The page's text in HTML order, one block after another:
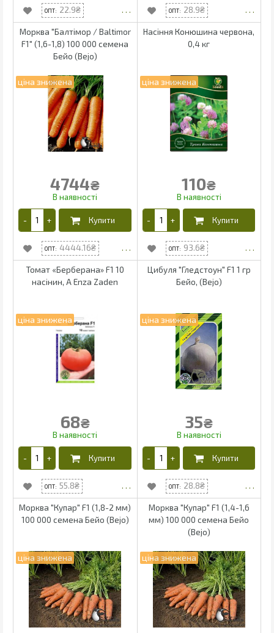
22.9 28.9
Морква "Балтімор / Baltimor
F1" (1,6-1,8) 100 000 семена
Бейо (Bejo)
4744₴
4444.16
Насіння Конюшина червона,
0,4 кг
110₴
93.6
Томат «Берберана» F1 10
насінин, А Enza Zaden
68₴
55.8
Цибуля "Гледстоун" F1 1 гр
Бейо, (Bejo)
35₴
28.8
Морква "Купар" F1 (1,8-2 мм)
100 000 семена Бейо (Bejo)
Морква "Купар" F1 (1,4-1,6
мм) 100 000 семена Бейо
(Bejo)